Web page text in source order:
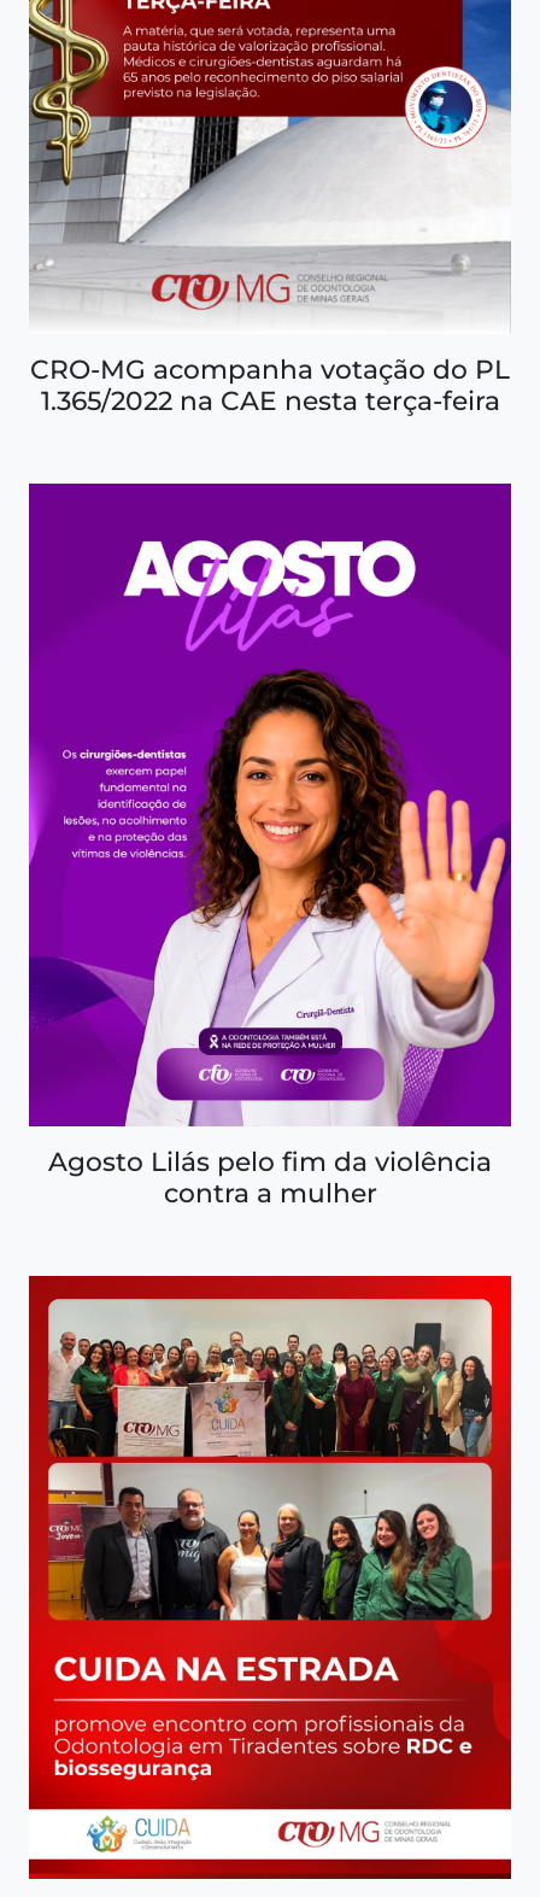
CRO-MG acompanha votação do PL
1.365/2022 na CAE nesta terça-feira
Agosto Lilás pelo fim da violência
contra a mulher